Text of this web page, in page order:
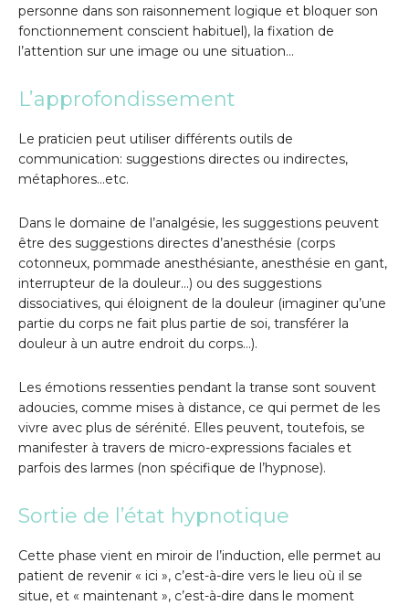
personne dans son raisonnement logique et bloquer son
fonctionnement conscient habituel), la fixation de
l’attention sur une image ou une situation…
L’approfondissement
Le praticien peut utiliser différents outils de
communication: suggestions directes ou indirectes,
métaphores…etc.
Dans le domaine de l’analgésie, les suggestions peuvent
être des suggestions directes d’anesthésie (corps
cotonneux, pommade anesthésiante, anesthésie en gant,
interrupteur de la douleur…) ou des suggestions
dissociatives, qui éloignent de la douleur (imaginer qu’une
partie du corps ne fait plus partie de soi, transférer la
douleur à un autre endroit du corps…).
Les émotions ressenties pendant la transe sont souvent
adoucies, comme mises à distance, ce qui permet de les
vivre avec plus de sérénité. Elles peuvent, toutefois, se
manifester à travers de micro-expressions faciales et
parfois des larmes (non spécifique de l’hypnose).
Sortie de l’état hypnotique
Cette phase vient en miroir de l’induction, elle permet au
patient de revenir « ici », c’est-à-dire vers le lieu où il se
situe, et « maintenant », c’est-à-dire dans le moment